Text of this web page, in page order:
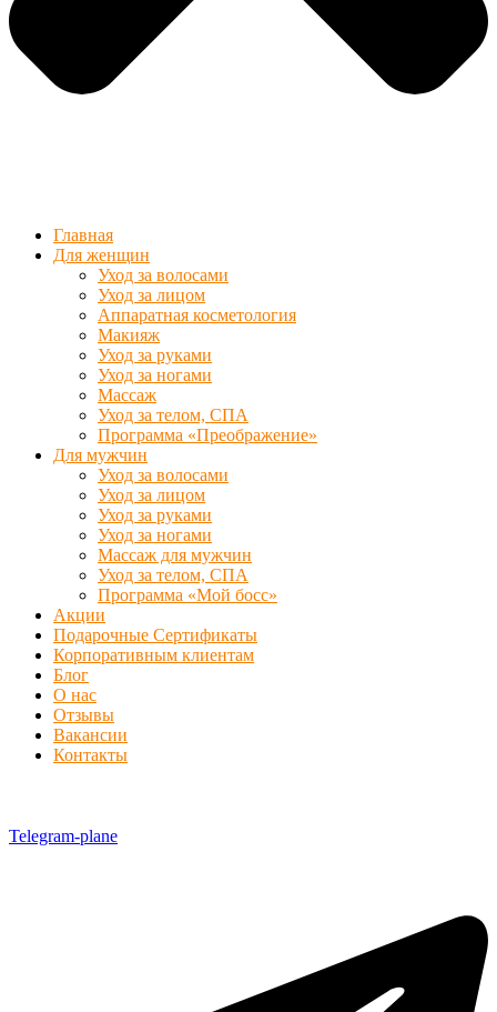
Главная
Для женщин
Уход за волосами
Уход за лицом
Аппаратная косметология
Макияж
Уход за руками
Уход за ногами
Массаж
Уход за телом, СПА
Программа «Преображение»
Для мужчин
Уход за волосами
Уход за лицом
Уход за руками
Уход за ногами
Массаж для мужчин
Уход за телом, СПА
Программа «Мой босс»
Акции
Подарочные Сертификаты
Корпоративным клиентам
Блог
О нас
Отзывы
Вакансии
Контакты
Telegram-plane